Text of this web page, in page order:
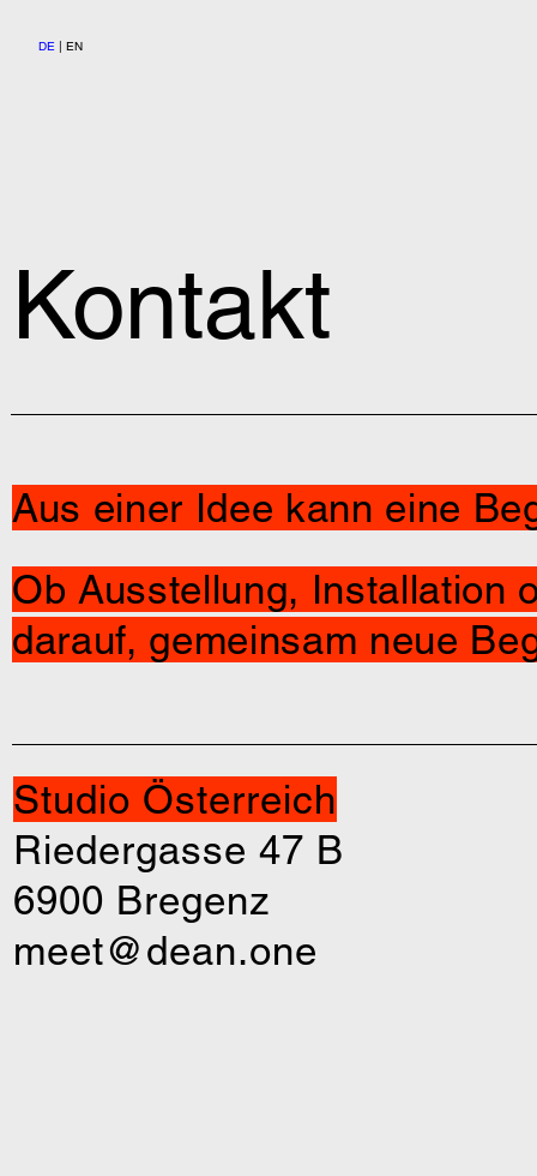
DE| EN
Kontakt
Aus einer Idee kann eine
Ob Ausstellung, Installation
darauf, gemeinsam neue
Studio Österreich
Riedergasse 47 B
6900 Bregenz
meet@dean.one